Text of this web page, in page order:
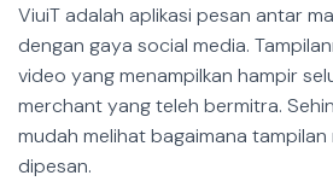
ViuiT adalah aplikasi pesan antar
dengan gaya social media.
video yang menampilkan hampir
merchant yang teleh bermitra.
mudah melihat bagaimana tampilan
dipesan.